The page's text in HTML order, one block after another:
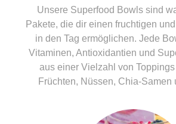
Unsere Superfood Bowls sind
Pakete, die dir einen fruchtigen
in den Tag ermöglichen. Jede
Vitaminen, Antioxidantien und
aus einer Vielzahl von
Früchten, Nüssen, Chia-Samen